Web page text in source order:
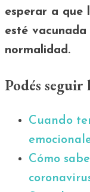
esperar a que
esté
normalidad.
Podés seguir
Cuando
Cómo